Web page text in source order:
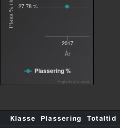
År
2017
27.78 %
Plassering %
Highcharts.com
Klasse Plassering
Totaltid